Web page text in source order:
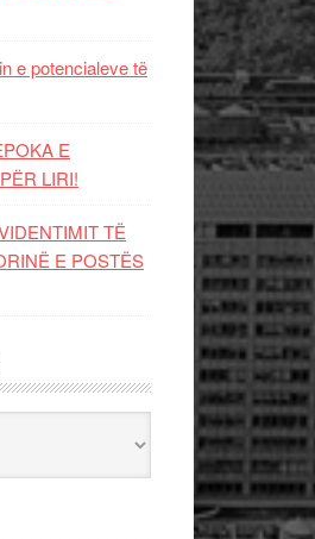
e potencialeve të
E
LIRI!
TË
E POSTËS